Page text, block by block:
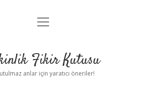
Anasayfa
Yasal Uyarı
menüyü
Fikir Kutusu
anlar için yaratıcı öneriler!